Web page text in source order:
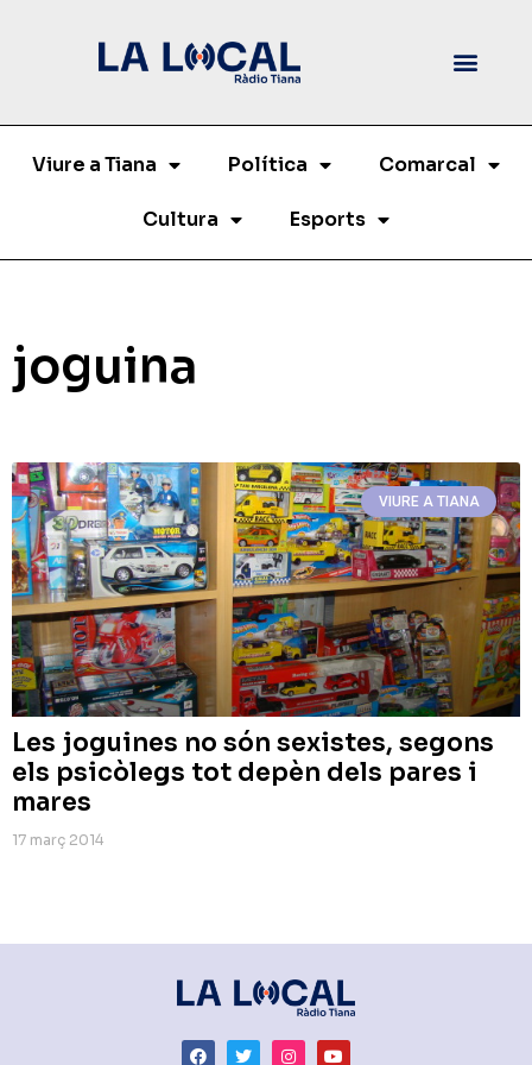
Viure a Tiana Política Comarcal
Cultura Esports
joguina
VIURE A TIANA
Les joguines no són sexistes, segons
els psicòlegs tot depèn dels pares i
mares
17 març 2014